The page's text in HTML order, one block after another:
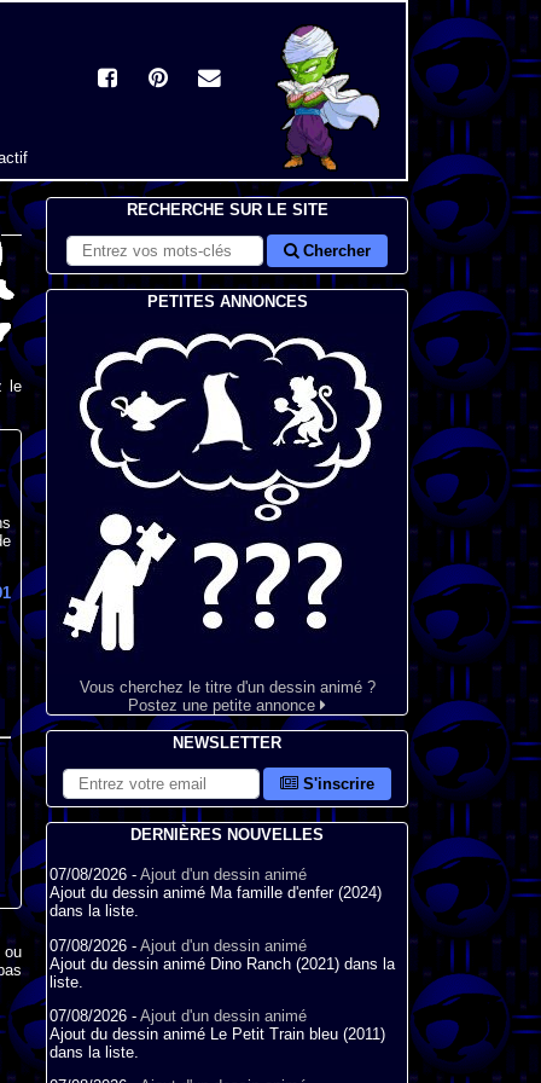
le
ou
RECHERCHE SUR LE SITE
Chercher
PETITES ANNONCES
Vous cherchez le titre d'un dessin animé ?
Postez une petite annonce
NEWSLETTER
S'inscrire
DERNIÈRES NOUVELLES
07/08/2026 - Ajout d'un dessin animé
Ajout du dessin animé Ma famille d'enfer (2024)
dans la liste.
07/08/2026 - Ajout d'un dessin animé
Ajout du dessin animé Dino Ranch (2021) dans la
liste.
07/08/2026 - Ajout d'un dessin animé
Ajout du dessin animé Le Petit Train bleu (2011)
dans la liste.